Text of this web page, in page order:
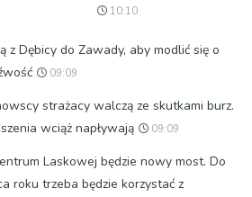
10:10
z Dębicy do Zawady, aby modlić się o
09:09
strażacy walczą ze skutkami burz.
wciąż napływają
09:09
Laskowej będzie nowy most. Do
roku trzeba będzie korzystać z